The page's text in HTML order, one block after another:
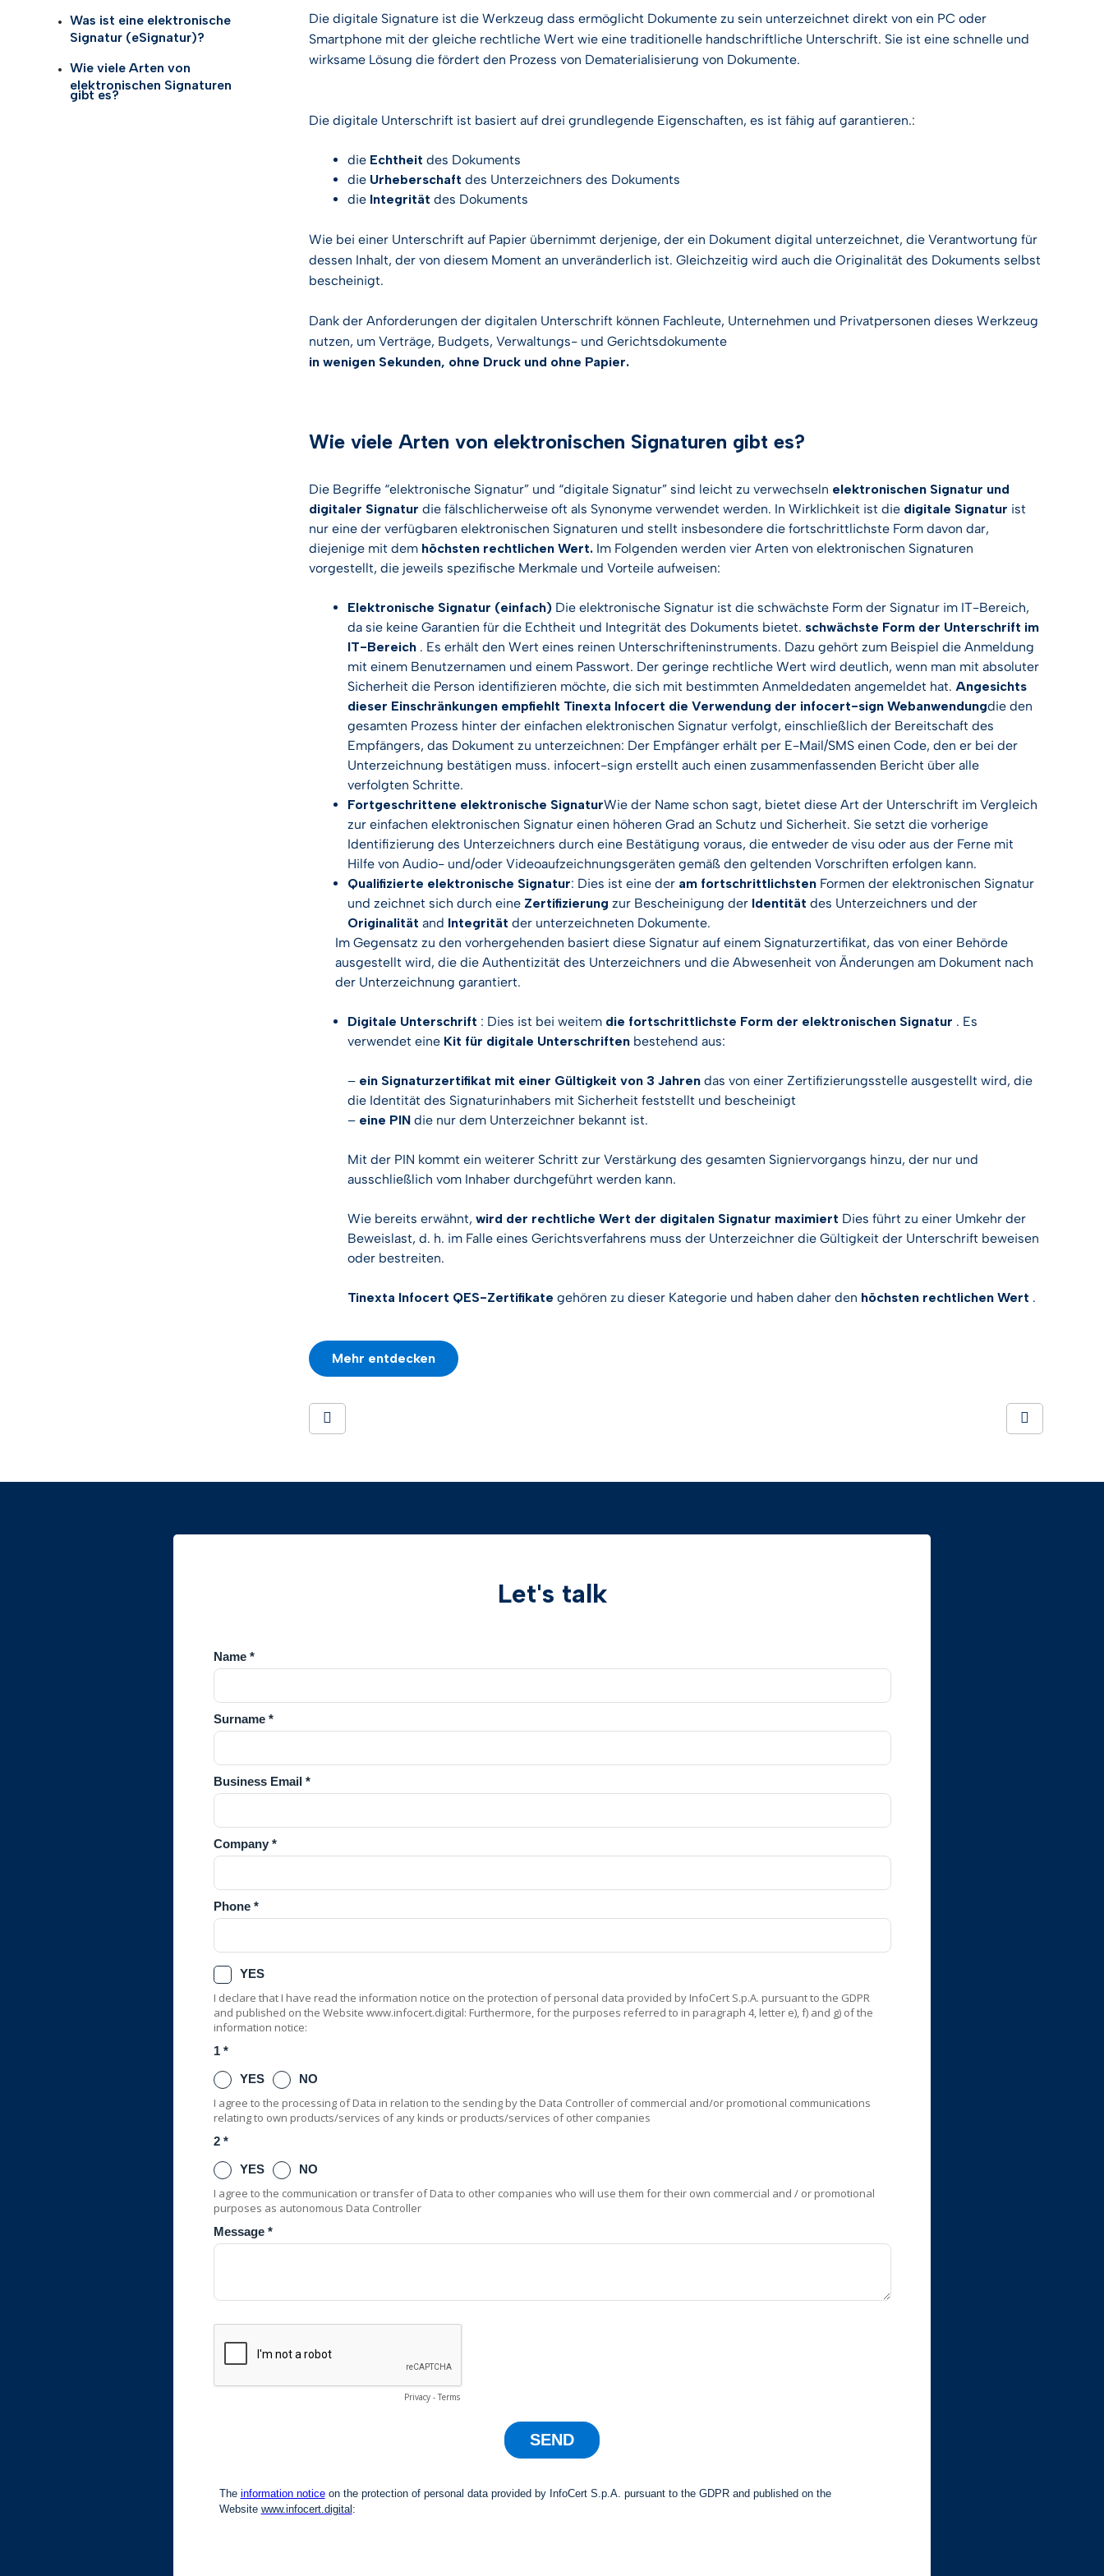
Selbstidentifikation
KYC-Lösungen
SSL-Zertifikate
ERHALTEN
SIE IHRE
Alle Führer
AI Trust Hub
NÜTZLICHER LINK
Entwickler & API
Alle Führer
NÜTZLICHER LINK
Wissenszentrum
Wissenszentrum
Gesundheitswesen
Vertrauenslösungen für die
Alle Branchen anzeigen
Digitales Zukunftsmagazin
Finde es heraus
Was ist eine elektronische
Signatur (eSignatur)?
Wie viele Arten von
elektronischen Signaturen
gibt es?
Die digitale Signature ist die Werkzeug dass ermöglicht Dokumente zu sein unterzeichnet direkt von ein PC oder
Smartphone mit der gleiche rechtliche Wert wie eine traditionelle handschriftliche Unterschrift. Sie ist eine schnelle und
wirksame Lösung die fördert den Prozess von Dematerialisierung von Dokumente.
Die digitale Unterschrift ist basiert auf drei grundlegende Eigenschaften, es ist fähig auf garantieren.:
die Echtheit des Dokuments
die Urheberschaft des Unterzeichners des Dokuments
die Integrität des Dokuments
Wie bei einer Unterschrift auf Papier übernimmt derjenige, der ein Dokument digital unterzeichnet, die Verantwortung für
dessen Inhalt, der von diesem Moment an unveränderlich ist. Gleichzeitig wird auch die Originalität des Dokuments selbst
bescheinigt.
Dank der Anforderungen der digitalen Unterschrift können Fachleute, Unternehmen und Privatpersonen dieses Werkzeug
nutzen, um Verträge, Budgets, Verwaltungs- und Gerichtsdokumente
in wenigen Sekunden, ohne Druck und ohne Papier.
Wie viele Arten von elektronischen Signaturen gibt es?
Die Begriffe “elektronische Signatur” und “digitale Signatur” sind leicht zu verwechseln elektronischen Signatur und
digitaler Signatur die fälschlicherweise oft als Synonyme verwendet werden. In Wirklichkeit ist die digitale Signatur ist
nur eine der verfügbaren elektronischen Signaturen und stellt insbesondere die fortschrittlichste Form davon dar,
diejenige mit dem höchsten rechtlichen Wert. Im Folgenden werden vier Arten von elektronischen Signaturen
vorgestellt, die jeweils spezifische Merkmale und Vorteile aufweisen:
Elektronische Signatur (einfach) Die elektronische Signatur ist die schwächste Form der Signatur im IT-Bereich,
da sie keine Garantien für die Echtheit und Integrität des Dokuments bietet. schwächste Form der Unterschrift im
IT-Bereich . Es erhält den Wert eines reinen Unterschrifteninstruments. Dazu gehört zum Beispiel die Anmeldung
mit einem Benutzernamen und einem Passwort. Der geringe rechtliche Wert wird deutlich, wenn man mit absoluter
Sicherheit die Person identifizieren möchte, die sich mit bestimmten Anmeldedaten angemeldet hat. Angesichts
dieser Einschränkungen empfiehlt Tinexta Infocert die Verwendung der infocert-sign Webanwendungdie den
gesamten Prozess hinter der einfachen elektronischen Signatur verfolgt, einschließlich der Bereitschaft des
Empfängers, das Dokument zu unterzeichnen: Der Empfänger erhält per E-Mail/SMS einen Code, den er bei der
Unterzeichnung bestätigen muss. infocert-sign erstellt auch einen zusammenfassenden Bericht über alle
verfolgten Schritte.
Fortgeschrittene elektronische SignaturWie der Name schon sagt, bietet diese Art der Unterschrift im Vergleich
zur einfachen elektronischen Signatur einen höheren Grad an Schutz und Sicherheit. Sie setzt die vorherige
Identifizierung des Unterzeichners durch eine Bestätigung voraus, die entweder de visu oder aus der Ferne mit
Hilfe von Audio- und/oder Videoaufzeichnungsgeräten gemäß den geltenden Vorschriften erfolgen kann.
Qualifizierte elektronische Signatur: Dies ist eine der am fortschrittlichsten Formen der elektronischen Signatur
und zeichnet sich durch eine Zertifizierung zur Bescheinigung der Identität des Unterzeichners und der
Originalität and Integrität der unterzeichneten Dokumente.
Im Gegensatz zu den vorhergehenden basiert diese Signatur auf einem Signaturzertifikat, das von einer Behörde
ausgestellt wird, die die Authentizität des Unterzeichners und die Abwesenheit von Änderungen am Dokument nach
der Unterzeichnung garantiert.
Digitale Unterschrift : Dies ist bei weitem die fortschrittlichste Form der elektronischen Signatur . Es
verwendet eine Kit für digitale Unterschriften bestehend aus:
– ein Signaturzertifikat mit einer Gültigkeit von 3 Jahren das von einer Zertifizierungsstelle ausgestellt wird, die
die Identität des Signaturinhabers mit Sicherheit feststellt und bescheinigt
– eine PIN die nur dem Unterzeichner bekannt ist.
Mit der PIN kommt ein weiterer Schritt zur Verstärkung des gesamten Signiervorgangs hinzu, der nur und
ausschließlich vom Inhaber durchgeführt werden kann.
Wie bereits erwähnt, wird der rechtliche Wert der digitalen Signatur maximiert Dies führt zu einer Umkehr der
Beweislast, d. h. im Falle eines Gerichtsverfahrens muss der Unterzeichner die Gültigkeit der Unterschrift beweisen
oder bestreiten.
Tinexta Infocert QES-Zertifikate gehören zu dieser Kategorie und haben daher den höchsten rechtlichen Wert .
Mehr entdecken
Let's talk